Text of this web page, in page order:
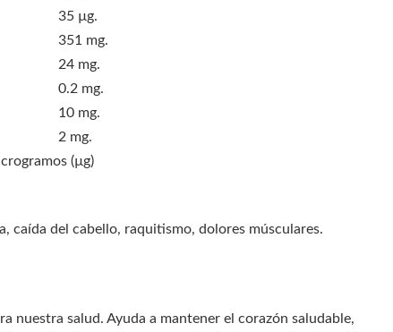
35 µg.
351 mg.
24 mg.
0.2 mg.
10 mg.
2 mg.
(µg)
caída del cabello, raquitismo, dolores músculares.
nuestra salud. Ayuda a mantener el corazón saludable,